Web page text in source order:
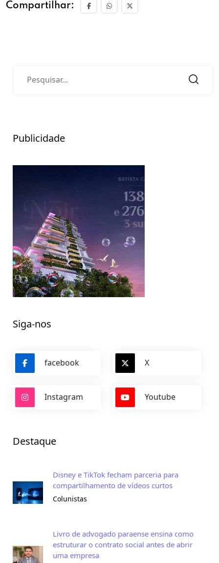
Compartilhar:
Publicidade
Siga-nos
facebook X
Instagram Youtube
Destaque
Disney e TikTok fecham parceria para
compartilhamento de vídeos curtos
Colunistas
Livro de advogado paraense ensina como
estruturar o contrato social antes de abrir
uma empresa